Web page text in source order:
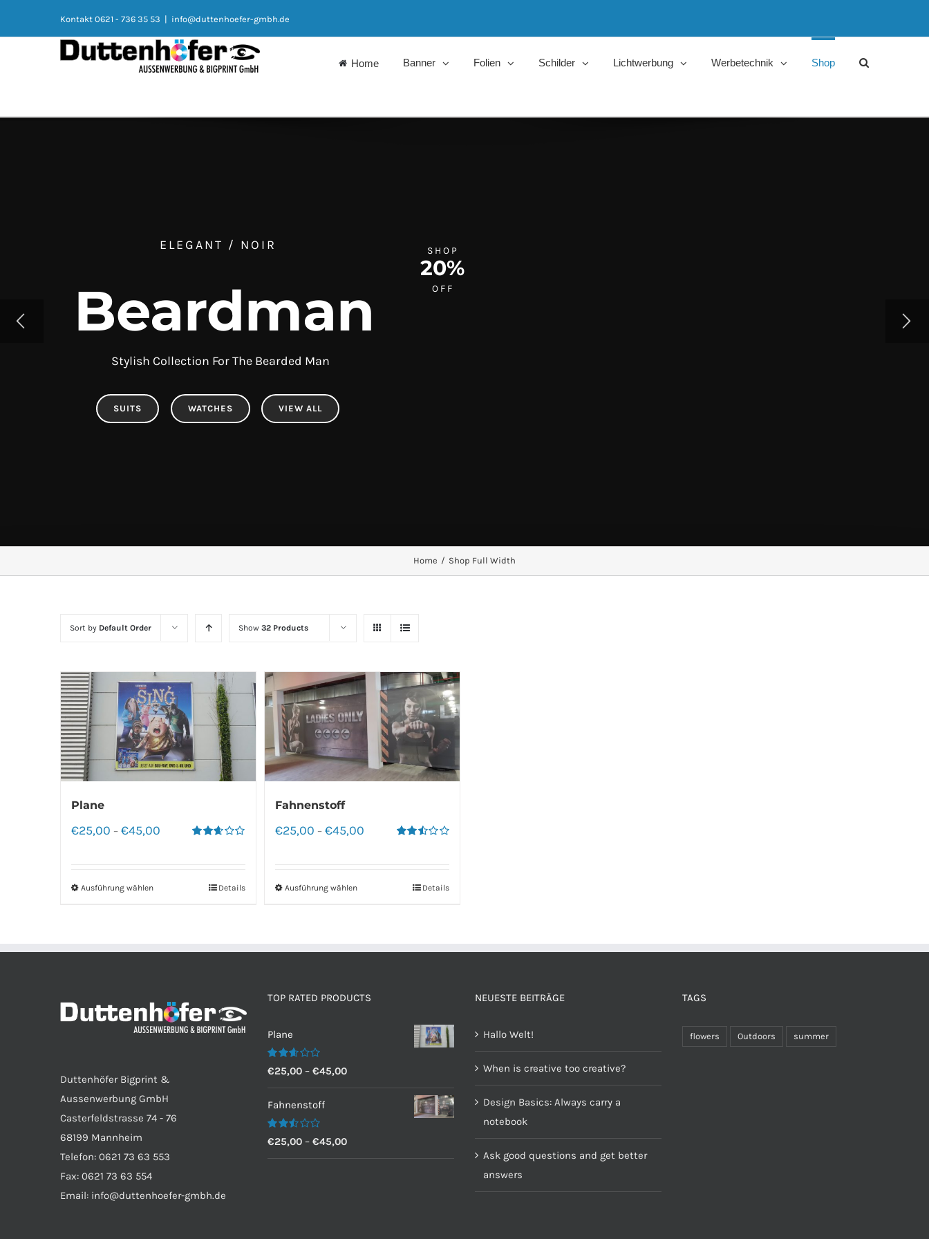
Kontakt 0621 - 736 35 53 | info@duttenhoefer-gmbh.de
Home Banner Folien Schilder Lichtwerbung Werbetechnik Shop
Beardman
Stylish Collection For The Bearded Man
SHOP
20%
OFF
ELEGANT / NOIR
SUITS WATCHES VIEW ALL
Home / Shop Full Width
Sort by Default Order Show 32 Products
Plane
€25,00 – €45,00
Ausführung wählen Details
Fahnenstoff
€25,00 –€45,00
Ausführung wählen Details
Duttenhöfer Bigprint &
Aussenwerbung GmbH
Casterfeldstrasse 74 - 76
68199 Mannheim
Telefon: 0621 73 63 553
Fax: 0621 73 63 554
Email: info@duttenhoefer-gmbh.de
TOP RATED PRODUCTS
Plane
Bewertet
2.60
von 5
€25,00 – €45,00
Fahnenstoff
Bewertet
2.50
€25,00 – €45,00
NEUESTE BEITRÄGE
Hallo Welt!
When is creative too creative?
Design Basics: Always carry a
notebook
Ask good questions and get better
answers
TAGS
flowers Outdoors summer